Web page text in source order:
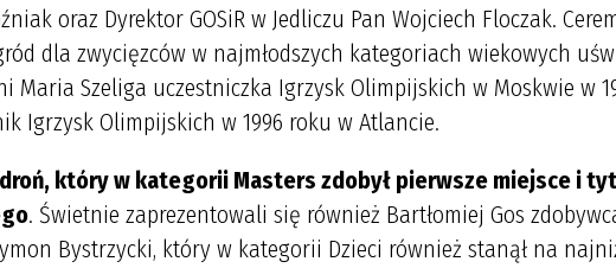
oraz Dyrektor GOSiR w Jedliczu Pan Wojciech Floczak.
dla zwycięzców w najmłodszych kategoriach wiekowych
Maria Szeliga uczestniczka Igrzysk Olimpijskich w Moskwie w
Igrzysk Olimpijskich w 1996 roku w Atlancie.
który w kategorii Masters zdobył pierwsze miejsce i
. Świetnie zaprezentowali się również Bartłomiej Gos
Bystrzycki, który w kategorii Dzieci również stanął na